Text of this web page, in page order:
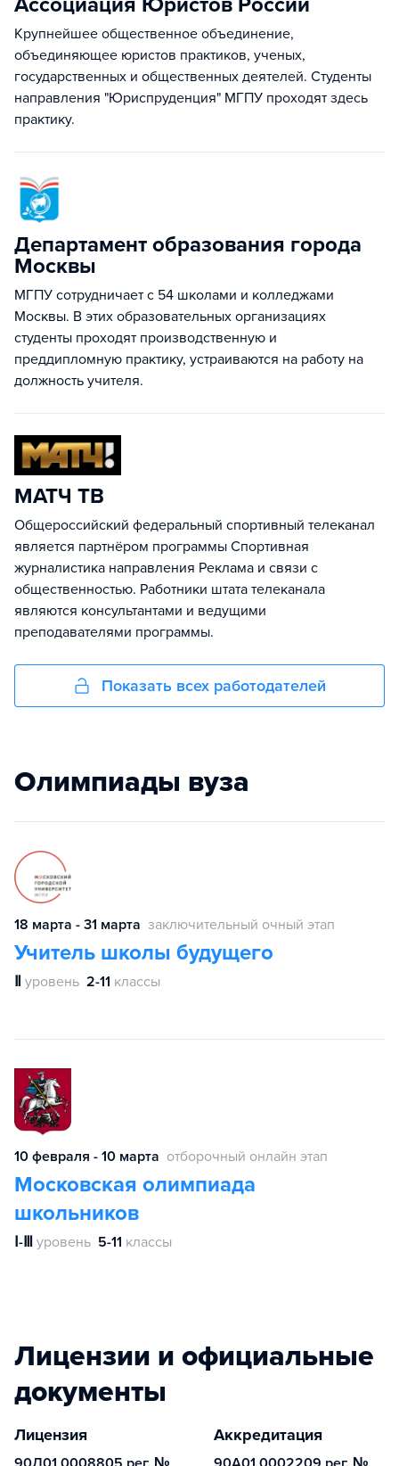
Ассоциация Юристов России
Крупнейшее общественное объединение,
объединяющее юристов практиков, ученых,
государственных и общественных деятелей. Студенты
направления "Юриспруденция" МГПУ проходят здесь
практику.
Департамент образования города
Москвы
МГПУ сотрудничает с 54 школами и колледжами
Москвы. В этих образовательных организациях
студенты проходят производственную и
преддипломную практику, устраиваются на работу на
должность учителя.
МАТЧ ТВ
Общероссийский федеральный спортивный телеканал
является партнёром программы Спортивная
журналистика направления Реклама и связи с
общественностью. Работники штата телеканала
являются консультантами и ведущими
преподавателями программы.
Показать всех работодателей
Олимпиады вуза
18 марта - 31 марта заключительный очный этап
Учитель школы будущего
Ⅱ уровень 2-11 классы
10 февраля - 10 марта отборочный онлайн этап
Московская олимпиада
школьников
Ⅰ-Ⅲ уровень 5-11 классы
Лицензии и официальные
документы
Лицензия Аккредитация